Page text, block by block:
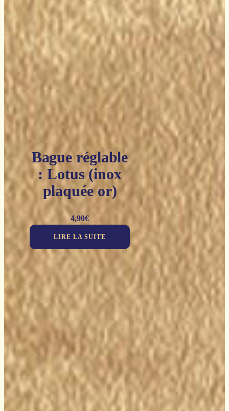
Bague réglable
: Lotus (inox
plaquée or)
4,90€
LIRE LA SUITE